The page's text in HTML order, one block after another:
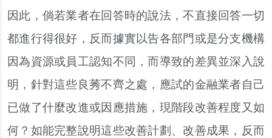
因此，倘若業者在回答時的說法，不直接回答一切
都進行得很好，反而據實以告各部門或是分支機構
因為資源或員工認知不同，而導致的差異並深入說
明，針對這些良莠不齊之處，應試的金融業者自己
已做了什麼改進或因應措施，現階段改善程度又如
何？如能完整說明這些改善計劃、改善成果，反而